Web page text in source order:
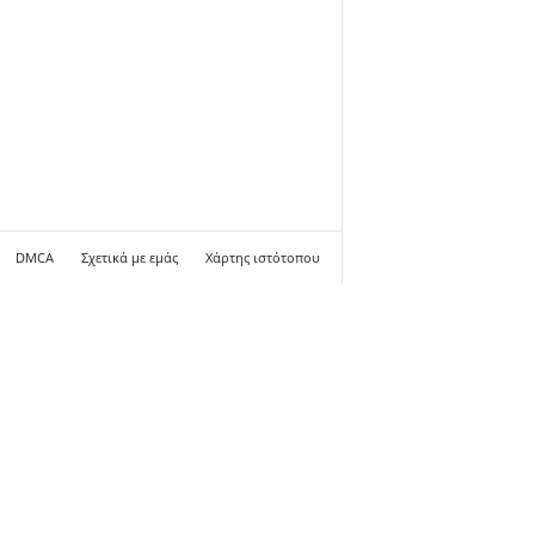
DMCA Σχετικά με εμάς Χάρτης ιστότοπου